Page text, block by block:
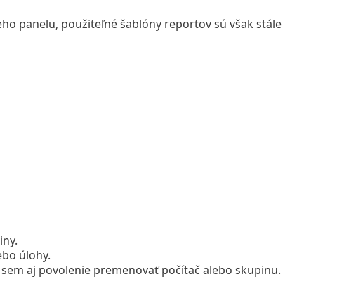
panelu, použiteľné šablóny reportov sú však stále
úlohy.
aj povolenie premenovať počítač alebo skupinu.